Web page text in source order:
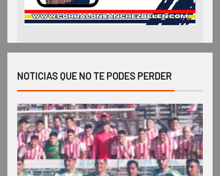
NOTICIAS QUE NO TE PODES PERDER